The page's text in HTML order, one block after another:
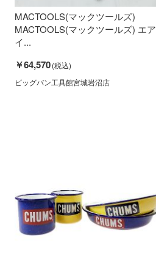
MACTOOLS(マックツールズ)
MACTOOLS(マックツールズ) エア
イ...
￥64,570
ビッグバン工具館宮城岩沼店